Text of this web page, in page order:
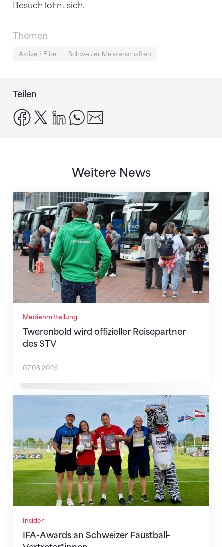
Besuch lohnt sich.
Themen
Aktive / Elite Schweizer Meisterschaften
Teilen
facebook
x linkedinwhatsapp
Weitere News
Medienmitteilung
Twerenbold wird offizieller Reisepartner
des STV
Twerenbold wird offizieller Reisepartner des STV
07.08.2026
Insider
IFA-Awards an Schweizer Faustball-
IFA-Awards an Schweizer Faustball-Vertreter*innen